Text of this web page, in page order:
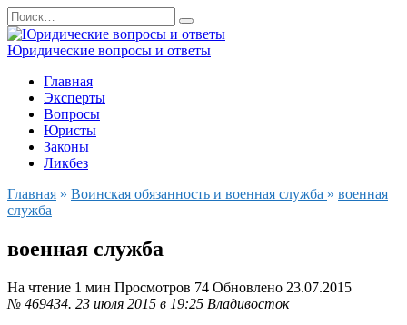
Перейти
к
содержанию
Search
for:
Юридические вопросы и ответы
Главная
Эксперты
Вопросы
Юристы
Законы
Ликбез
Главная » Воинская обязанность и военная служба » военная
служба
военная служба
На чтение 1 мин Просмотров 74 Обновлено 23.07.2015
№ 469434. 23 июля 2015 в 19:25 Владивосток